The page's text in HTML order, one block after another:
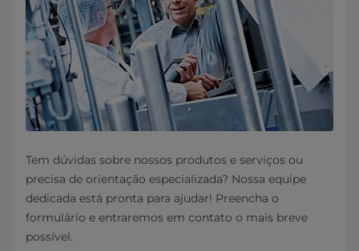
Tem dúvidas sobre nossos produtos e serviços ou
precisa de orientação especializada? Nossa equipe
dedicada está pronta para ajudar! Preencha o
formulário e entraremos em contato o mais breve
possível.